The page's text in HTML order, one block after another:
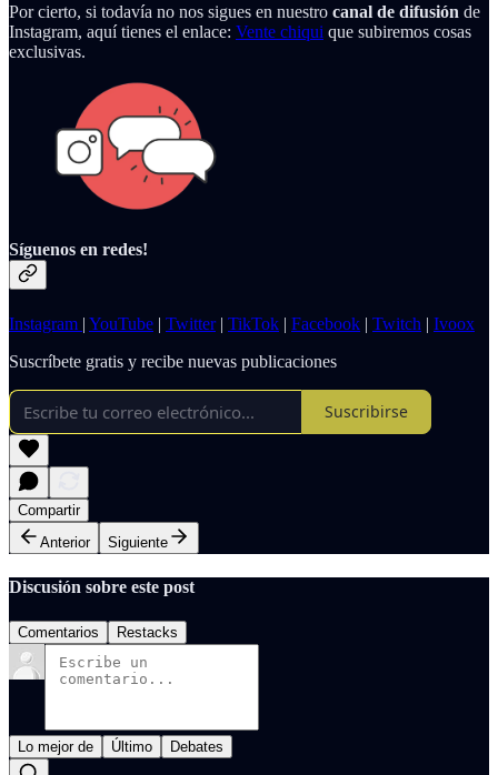
Por cierto, si todavía no nos sigues en nuestro canal de difusión de
Instagram, aquí tienes el enlace: Vente chiqui que subiremos cosas
exclusivas.
Síguenos en redes!
Instagram | YouTube | Twitter| TikTok | Facebook | Twitch | Ivoox
Suscríbete gratis y recibe nuevas publicaciones
Suscribirse
Compartir
Anterior
Siguiente
Discusión sobre este post
Comentarios Restacks
Lo mejor de Último Debates